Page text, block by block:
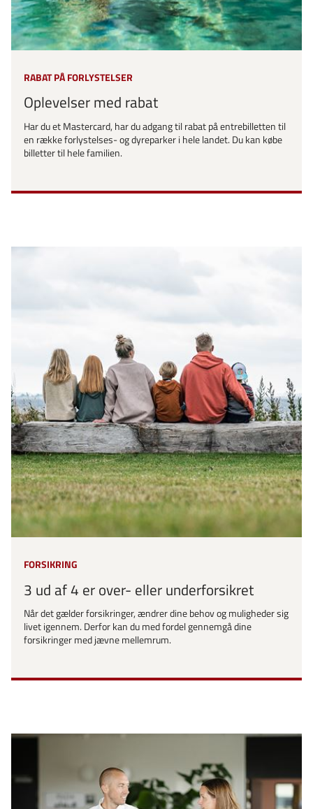
RABAT PÅ FORLYSTELSER
Oplevelser med rabat
Har du et Mastercard, har du adgang til rabat på entrebilletten til
en række forlystelses- og dyreparker i hele landet. Du kan købe
billetter til hele familien.
FORSIKRING
3 ud af 4 er over- eller underforsikret
Når det gælder forsikringer, ændrer dine behov og muligheder sig
livet igennem. Derfor kan du med fordel gennemgå dine
forsikringer med jævne mellemrum.